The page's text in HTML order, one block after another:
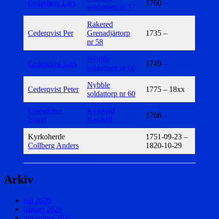
Cederberg Lars
soldattorp nr 57
1760 –
Cederqvist Per
Rakered
Grenadjärtorp
nr 58
1735 –
Cederqvist Lars
Nybble
soldattorp nr 60
1749 –
Cederqvist Peter
Nybble
soldattorp nr 60
1775 – 18xx
Claesdotter
Ingrid
Kvarstad
Rusthåll
1766 –
Kyrkoherde
Collberg Anders
1751-09-23 –
1820-10-29
Arkiv
juli 2026
januari 2026